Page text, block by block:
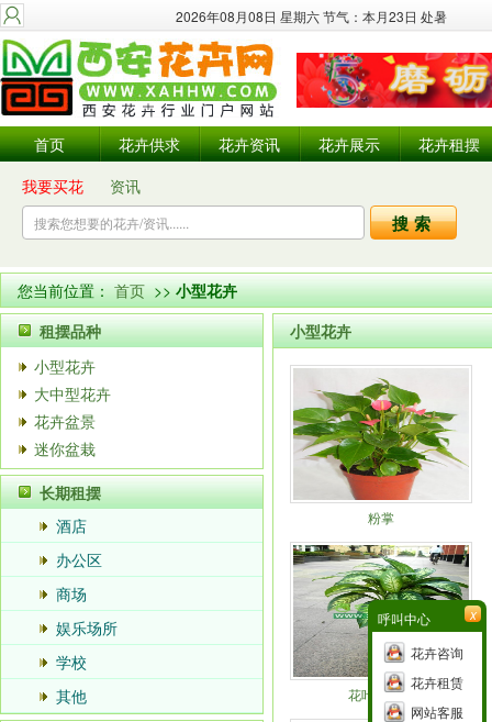
2026年08月08日 星期六 节气：本月23日 处暑
首页 花卉供求 花卉资讯 花卉展示
花卉租摆
我要买花
资讯
您当前位置：首页>>小型花卉
租摆品种
小型花卉
大中型花卉
花卉盆景
迷你盆栽
长期租摆
酒店
办公区
商场
娱乐场所
学校
其他
小型花卉
粉掌
花叶万年青
呼叫中心 x
花卉咨询
花卉租赁
网站客服